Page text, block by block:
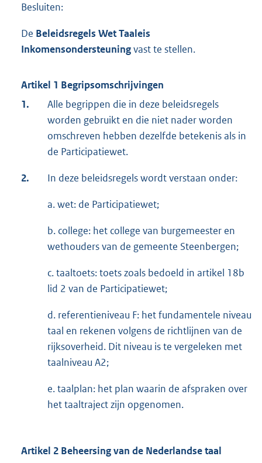
Besluiten:
De Beleidsregels Wet Taaleis
Inkomensondersteuningvast te stellen.
Artikel 1 Begripsomschrijvingen
1.
Alle begrippen die in deze beleidsregels
worden gebruikt en die niet nader worden
omschreven hebben dezelfde betekenis als in
de Participatiewet.
2. In deze beleidsregels wordt verstaan onder:
a. wet: de Participatiewet;
b. college: het college van burgemeester en
wethouders van de gemeente Steenbergen;
c. taaltoets: toets zoals bedoeld in artikel 18b
lid 2 van de Participatiewet;
d. referentieniveau F: het fundamentele niveau
taal en rekenen volgens de richtlijnen van de
rijksoverheid. Dit niveau is te vergeleken met
taalniveau A2;
e. taalplan: het plan waarin de afspraken over
het taaltraject zijn opgenomen.
Artikel 2 Beheersing van de Nederlandse taal